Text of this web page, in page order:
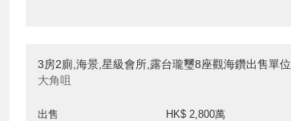
3房2廁,海景,星級會所,露台瓏璽8座觀海鑽出售單位
大角咀
出售
HK$ 2,800萬